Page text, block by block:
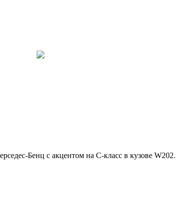
Бенц с акцентом на C-класс в кузове W202.